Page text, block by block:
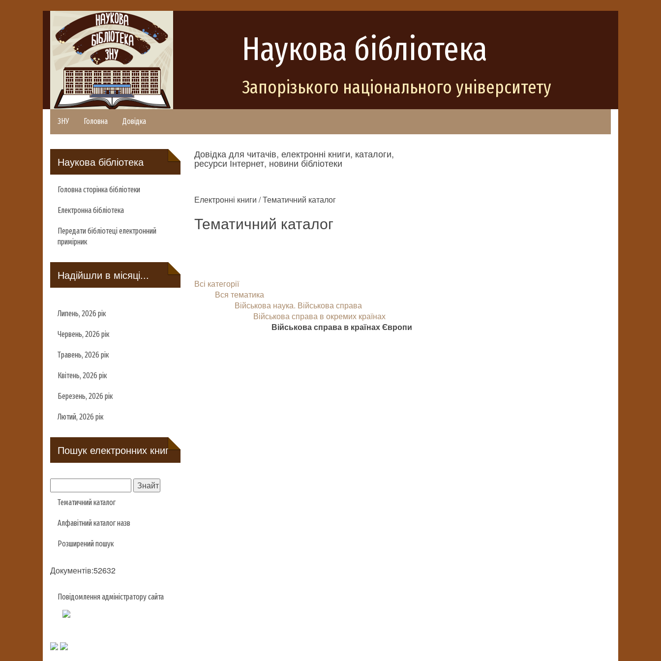
Наукова бібліотека
Запорізького національного університету
ЗНУ Головна Довідка
Наукова бібліотека
Головна сторінка бібліотеки
Електронна бібліотека
Передати бібліотеці електронний
примірник
Надійшли в місяці...
Липень, 2026 рік
Червень, 2026 рік
Травень, 2026 рік
Квітень, 2026 рік
Березень, 2026 рік
Лютий, 2026 рік
Пошук електронних книг
Тематичний каталог
Алфавітний каталог назв
Розширений пошук
Документів:52632
Повідомлення адміністратору сайта
Довідка для читачів, електронні книги, каталоги,
ресурси Інтернет, новини бібліотеки
Електронні книги / Тематичний каталог
Тематичний каталог
Всі категорії
Вся тематика
Військова наука. Військова справа
Військова справа в окремих країнах
Військова справа в країнах Європи